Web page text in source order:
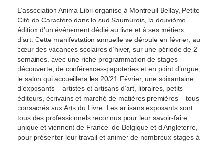
L’association Anima Libri organise à Montreuil Bellay, Petite
Cité de Caractère dans le sud Saumurois, la deuxième
édition d’un événement dédié au livre et à ses métiers
d’art. Cette manifestation annuelle se déroule en février, au
cœur des vacances scolaires d’hiver, sur une période de 2
semaines, avec une riche programmation de stages
découverte, de conférences-papoteries et en point d’orgue,
le salon qui accueillera les 20/21 Février, une soixantaine
d’exposants – artistes et artisans d’art, libraires, petits
éditeurs, écrivains et marché de matières premières – tous
consacrés aux Arts du Livre. Les artisans exposants sont
tous des professionnels reconnus pour leur savoir-faire
unique et viennent de France, de Belgique et d’Angleterre,
pour présenter leur travail et animer de nombreux stages à